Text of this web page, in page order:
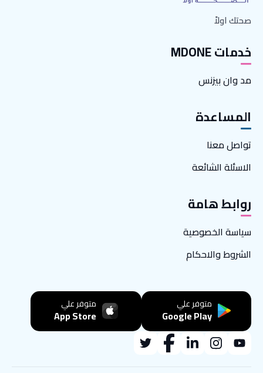
صحتك اولاً
خدمات MDONE
مد وان بيزنس
المساعدة
تواصل معنا
الاسئلة الشائعة
روابط هامة
سياسة الخصوصية
الشروط والاحكام
متوفر علي
Google Play
متوفر علي
App Store